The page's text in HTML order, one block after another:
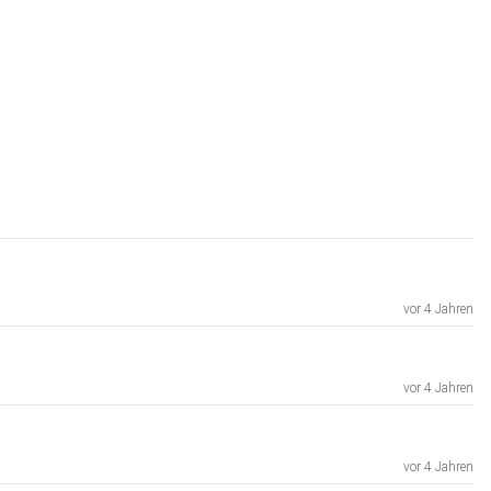
vor 4 Jahren
vor 4 Jahren
vor 4 Jahren